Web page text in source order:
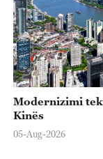
Modernizimi
Kinës
05-Aug-2026